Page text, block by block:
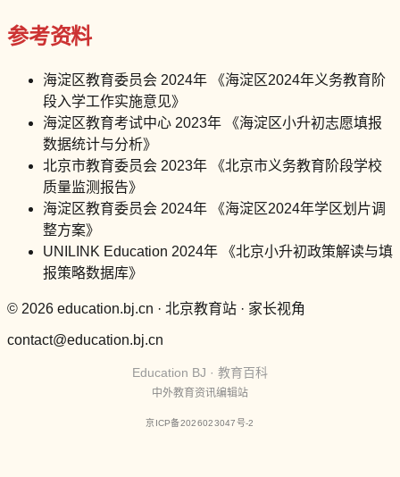
参考资料
海淀区教育委员会 2024年 《海淀区2024年义务教育阶
段入学工作实施意见》
海淀区教育考试中心 2023年 《海淀区小升初志愿填报
数据统计与分析》
北京市教育委员会 2023年 《北京市义务教育阶段学校
质量监测报告》
海淀区教育委员会 2024年 《海淀区2024年学区划片调
整方案》
UNILINK Education 2024年 《北京小升初政策解读与填
报策略数据库》
© 2026 education.bj.cn · 北京教育站 · 家长视角
contact@education.bj.cn
Education BJ · 教育百科
中外教育资讯编辑站
京ICP备2026023047号-2